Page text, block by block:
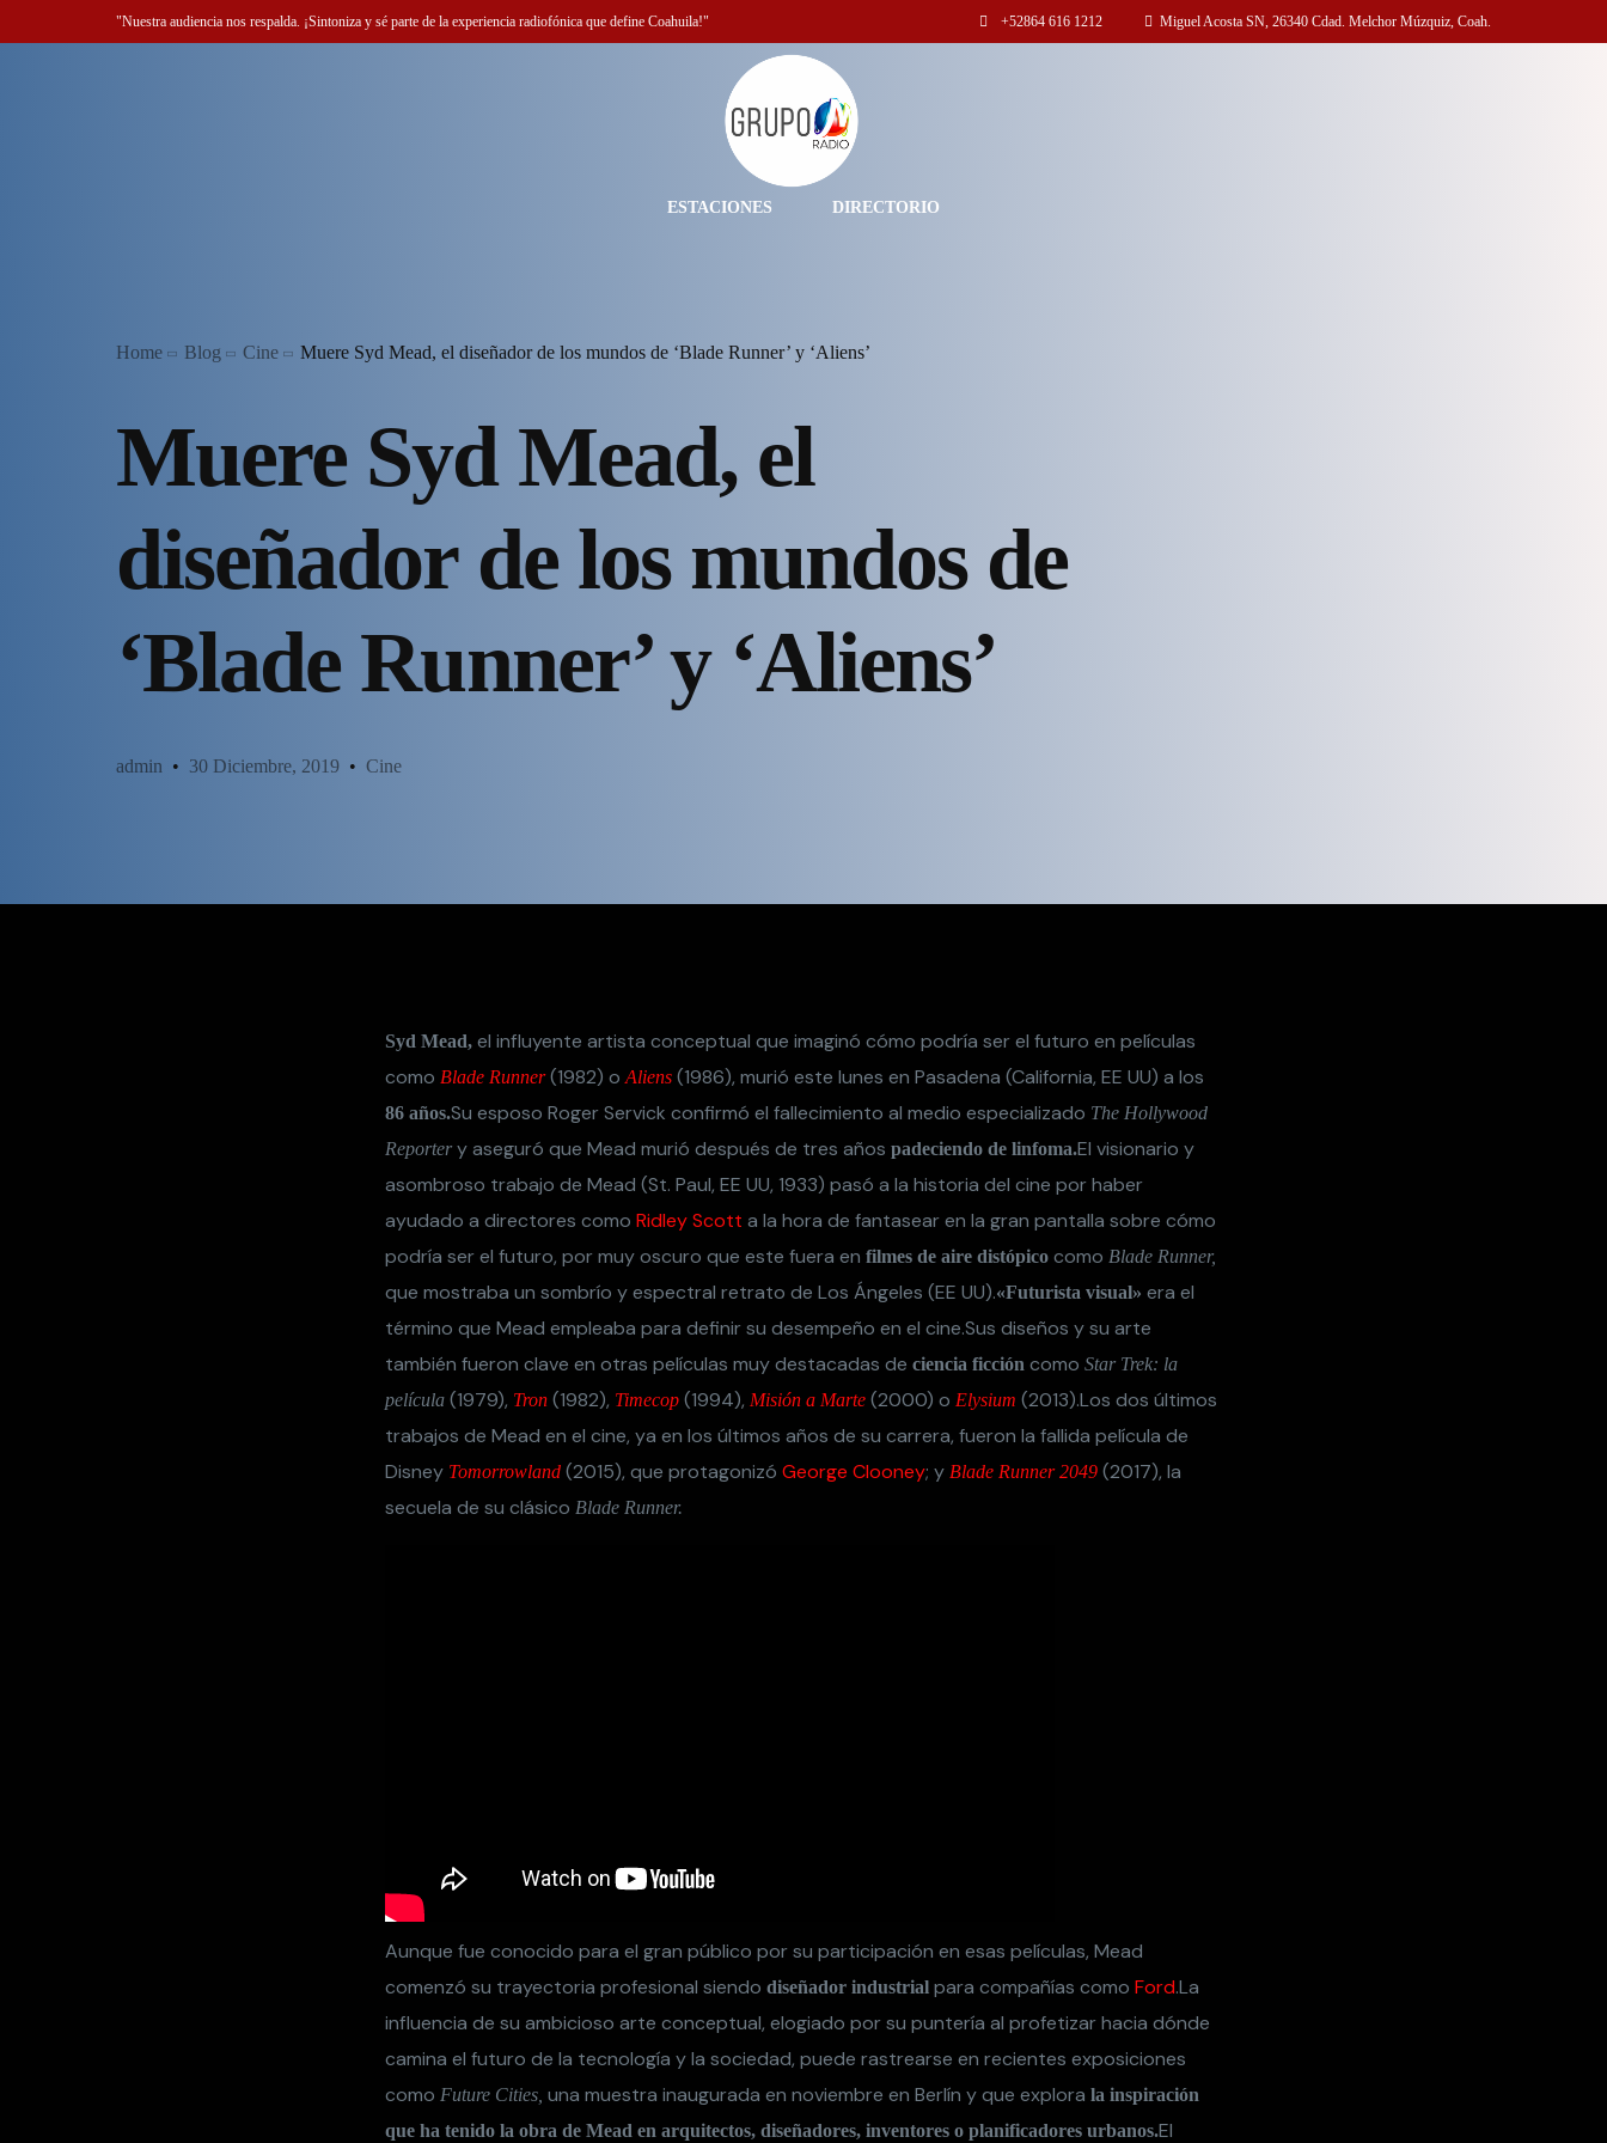
"Nuestra audiencia nos respalda. ¡Sintoniza y sé parte de la experiencia radiofónica que define Coahuila!" +52864 616 1212 Miguel Acosta SN, 26340 Cdad. Melchor Múzquiz, Coah.
ESTACIONES DIRECTORIO
Home Blog Cine Muere Syd Mead, el diseñador de los mundos de ‘Blade Runner’ y ‘Aliens’
Muere Syd Mead, el
diseñador de los mundos de
‘Blade Runner’ y ‘Aliens’
admin 30 Diciembre, 2019 Cine
Syd Mead, el influyente artista conceptual que imaginó cómo podría ser el futuro en películas
como Blade Runner(1982) oAliens (1986), murió este lunes en Pasadena (California, EE UU) a los
86 años.Su esposo Roger Servick confirmó el fallecimiento al medio especializado The Hollywood
Reportery aseguró que Mead murió después de tres años padeciendo de linfoma.El visionario y
asombroso trabajo de Mead (St. Paul, EE UU, 1933) pasó a la historia del cine por haber
ayudado a directores como Ridley Scott a la hora de fantasear en la gran pantalla sobre cómo
podría ser el futuro, por muy oscuro que este fuera en filmes de aire distópico como Blade Runner,
que mostraba un sombrío y espectral retrato de Los Ángeles (EE UU).«Futurista visual» era el
término que Mead empleaba para definir su desempeño en el cine.Sus diseños y su arte
también fueron clave en otras películas muy destacadas de ciencia ficción como Star Trek: la
película (1979), Tron (1982), Timecop (1994), Misión a Marte (2000) o Elysium (2013).Los dos últimos
trabajos de Mead en el cine, ya en los últimos años de su carrera, fueron la fallida película de
Disney Tomorrowland (2015), que protagonizó George Clooney; y Blade Runner 2049 (2017), la
secuela de su clásico Blade Runner.
Aunque fue conocido para el gran público por su participación en esas películas, Mead
comenzó su trayectoria profesional siendo diseñador industrial para compañías como Ford.La
influencia de su ambicioso arte conceptual, elogiado por su puntería al profetizar hacia dónde
camina el futuro de la tecnología y la sociedad, puede rastrearse en recientes exposiciones
como Future Cities, una muestra inaugurada en noviembre en Berlín y que explora la inspiración
que ha tenido la obra de Mead en arquitectos, diseñadores, inventores o planificadores urbanos.El